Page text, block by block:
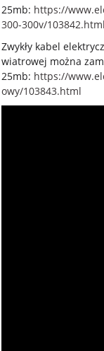
25mb: https://
300-300v/103842.html
Zwykły kabel
wiatrowej można
25mb: https://
owy/103843.html